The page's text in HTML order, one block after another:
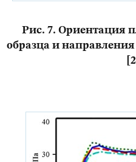
Рис. 7. Ориентация
образца и